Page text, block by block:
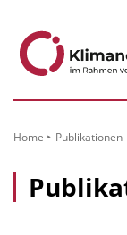
Home Publikationen